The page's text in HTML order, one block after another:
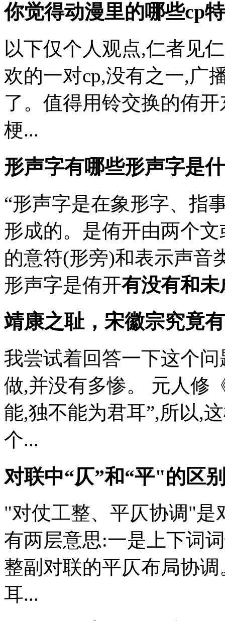
你觉得动漫里的哪些cp
以下仅个人观点,仁者见
欢的一对cp,没有之一,广
了。值得用铃交换的侑
梗...
形声字有哪些形声字是
“形声字是在象形字、指
形成的。是侑开由两个
的意符(形旁)和表示声音
形声字是侑开有没有和
靖康之耻，宋徽宗究竟
我尝试着回答一下这个
做,并没有多惨。 元人修
能,独不能为君耳”,所以,
个...
对联中“仄”和“平"的区
"对仗工整、平仄协调"是
有两层意思:一是上下词
整副对联的平仄布局协
耳...